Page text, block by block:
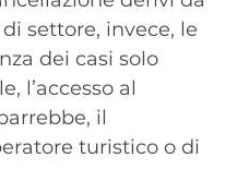
settore, invece, le
dei casi solo
l’accesso al
il
turistico o di